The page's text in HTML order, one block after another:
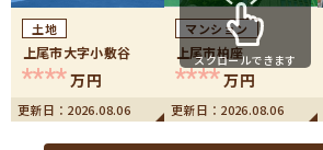
土地
上尾市大字小敷谷
****万円
更新日： 2026.08.06
マンション
上尾市柏座
****万円
更新日： 2026.08.06
スクロールできます